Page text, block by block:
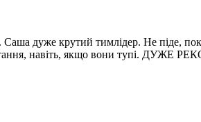
дуже крутий тимлідер. Не піде,
питання, навіть, якщо вони тупі. ДУЖЕ